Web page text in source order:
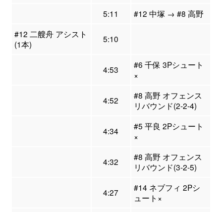
5:11
#12 中塚 → #8 高野
#12 二艘舟 アシスト
(1本)
5:10
4:53
#6 千保 3Pシュート
×
4:52
#8 高野 オフェンス
リバウンド(2-2-4)
4:34
#5 平良 2Pシュート
×
4:32
#8 高野 オフェンス
リバウンド(3-2-5)
4:27
#14 ネブフィ 2Pシ
ュート×